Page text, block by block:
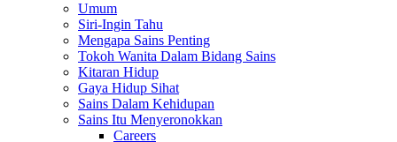
Umum
Siri-Ingin Tahu
Mengapa Sains Penting
Tokoh Wanita Dalam Bidang Sains
Kitaran Hidup
Gaya Hidup Sihat
Sains Dalam Kehidupan
Sains Itu Menyeronokkan
Careers